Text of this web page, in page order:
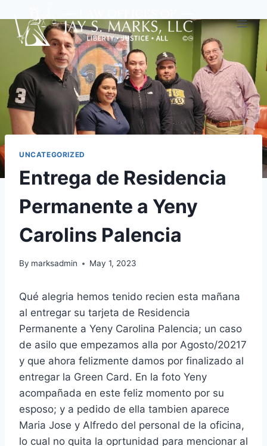
UNCATEGORIZED
Entrega de Residencia
Permanente a Yeny
Carolins Palencia
By marksadmin May 1, 2023
Qué alegria hemos tenido recien esta mañana
al entregar su tarjeta de Residencia
Permanente a Yeny Carolina Palencia; un caso
de asilo que empezamos alla por Agosto/20217
y que ahora felizmente damos por finalizado al
entregar la Green Card. En la foto Yeny
acompañada en este feliz momento por su
esposo; y a pedido de ella tambien aparece
Maria Jose y Alfredo del personal de la oficina,
lo cual no quita la oprtunidad para mencionar al